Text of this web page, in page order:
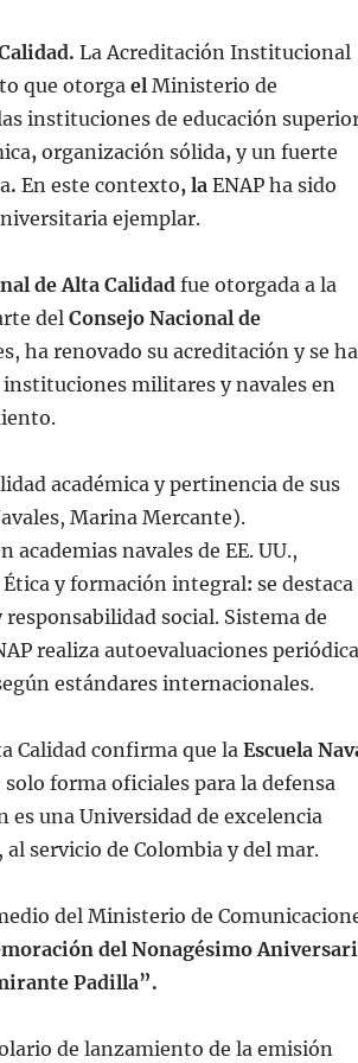
La Acreditación Institucional
que otorgael Ministerio de
instituciones de educación
, organización sólida, y un fuerte
. En este contexto, la ENAP ha sido
ejemplar.
de Alta Calidadfue otorgada a la
del Consejo Nacional de
ha renovado su acreditación y se ha
instituciones militares y navales en
académica y pertinencia de sus
Marina Mercante).
academias navales de EE. UU.,
Ética y formación integral: se destaca
social. Sistema de
realiza autoevaluaciones
estándares internacionales.
Calidad confirma que la Escuela
solo forma oficiales para la defensa
es una Universidad de excelencia
servicio de Colombia y del mar.
del Ministerio de
del Nonagésimo
Padilla”.
de lanzamiento de la emisión